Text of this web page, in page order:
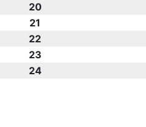
20
21
22
23
24